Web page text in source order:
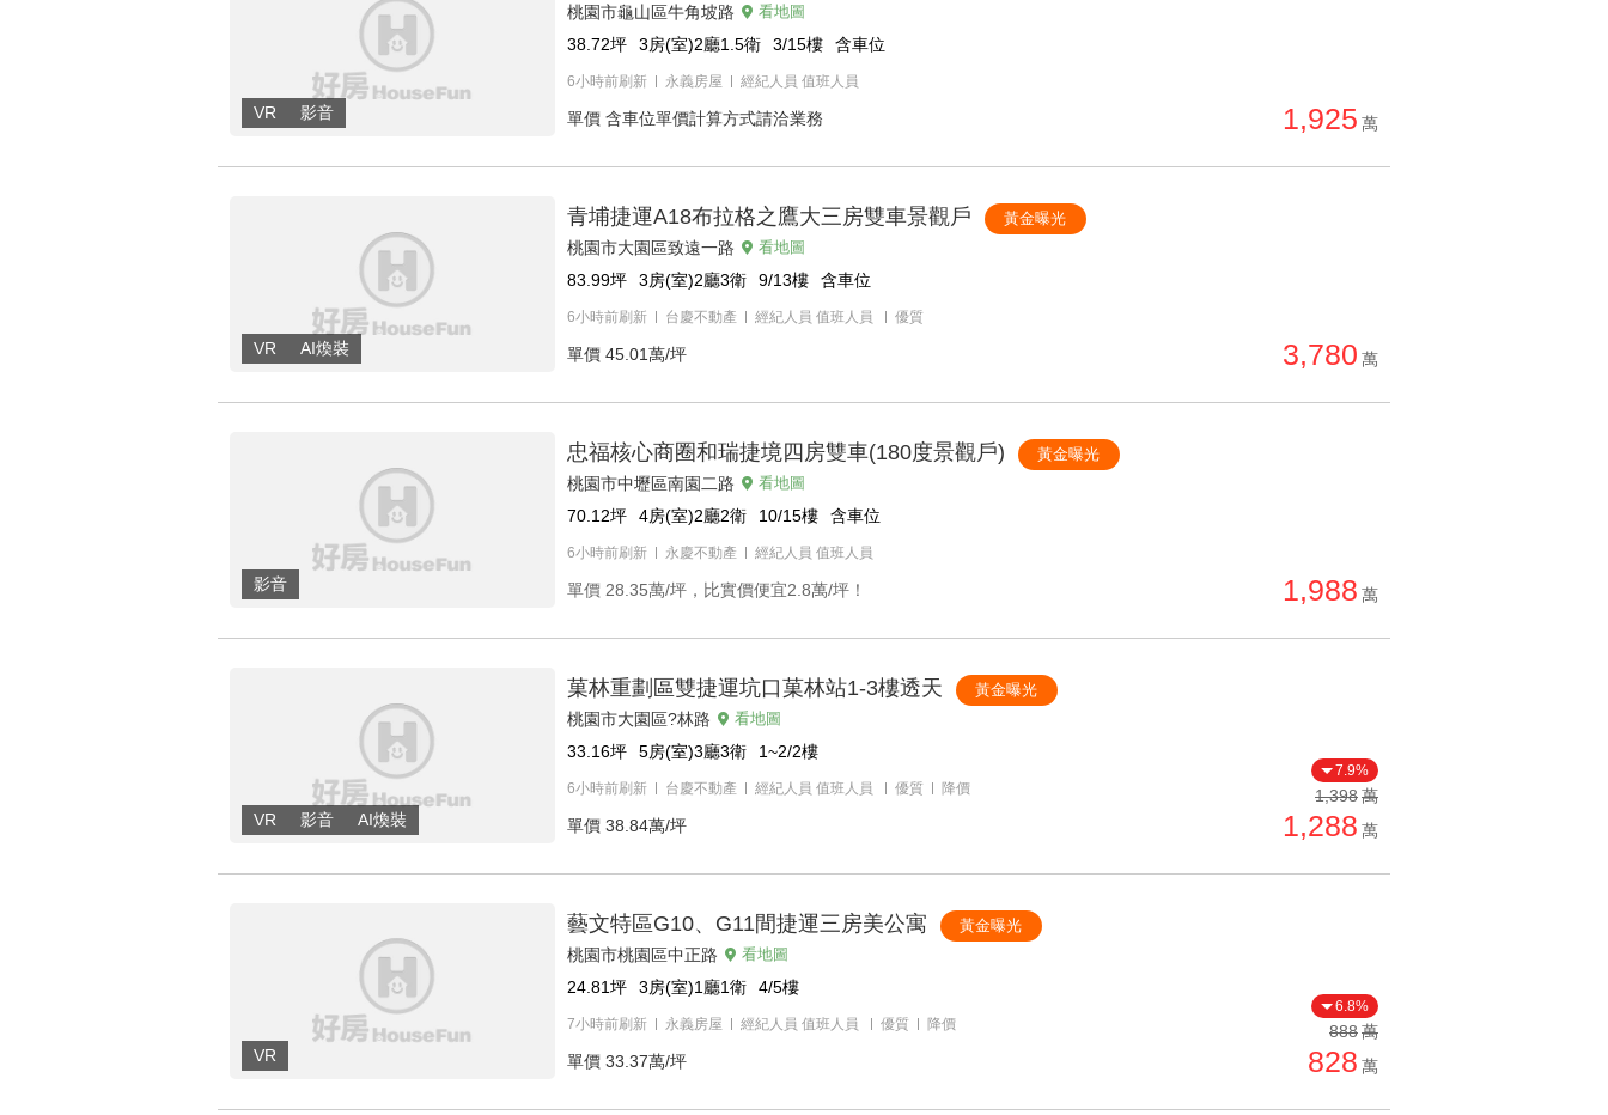
桃園市龜山區牛角坡路 看地圖
38.72坪 3房(室)2廳1.5衛 3/15樓 含車位
6小時前刷新 永義房屋 經紀人員 值班人員
單價 含車位單價計算方式請洽業務 1,925 萬
青埔捷運A18布拉格之鷹大三房雙車景觀戶 黃金曝光
桃園市大園區致遠一路 看地圖
83.99坪 3房(室)2廳3衛 9/13樓 含車位
6小時前刷新 台慶不動產 經紀人員 值班人員 優質
單價 45.01萬/坪 3,780 萬
忠福核心商圈和瑞捷境四房雙車(180度景觀戶) 黃金曝光
桃園市中壢區南園二路 看地圖
70.12坪 4房(室)2廳2衛 10/15樓 含車位
6小時前刷新 永慶不動產 經紀人員 值班人員
單價 28.35萬/坪，比實價便宜2.8萬/坪！ 1,988 萬
菓林重劃區雙捷運坑口菓林站1-3樓透天 黃金曝光
桃園市大園區?林路 看地圖
33.16坪 5房(室)3廳3衛 1~2/2樓
6小時前刷新 台慶不動產 經紀人員 值班人員 優質 降價
單價 38.84萬/坪
7.9%
1,398萬
1,288 萬
藝文特區G10、G11間捷運三房美公寓 黃金曝光
桃園市桃園區中正路 看地圖
24.81坪 3房(室)1廳1衛 4/5樓
7小時前刷新 永義房屋 經紀人員 值班人員 優質 降價
單價 33.37萬/坪
6.8%
888萬
828 萬